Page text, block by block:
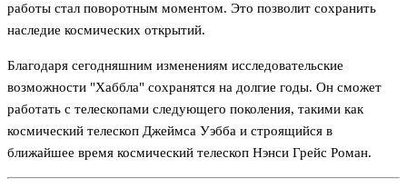
работы стал поворотным моментом. Это позволит сохранить
наследие космических открытий.
Благодаря сегодняшним изменениям исследовательские
возможности "Хаббла" сохранятся на долгие годы. Он сможет
работать с телескопами следующего поколения, такими как
космический телескоп Джеймса Уэбба и строящийся в
ближайшее время космический телескоп Нэнси Грейс Роман.